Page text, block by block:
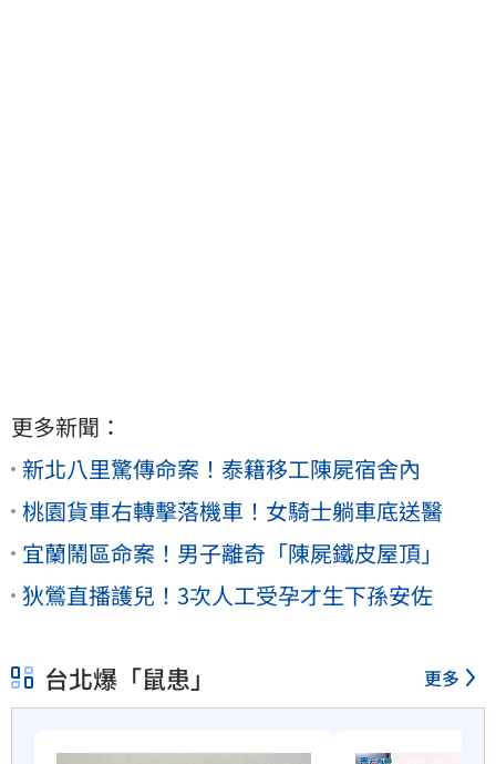
更多新聞：
新北八里驚傳命案！泰籍移工陳屍宿舍內
桃園貨車右轉擊落機車！女騎士躺車底送醫
宜蘭鬧區命案！男子離奇「陳屍鐵皮屋頂」
狄鶯直播護兒！3次人工受孕才生下孫安佐
台北爆「鼠患」 更多